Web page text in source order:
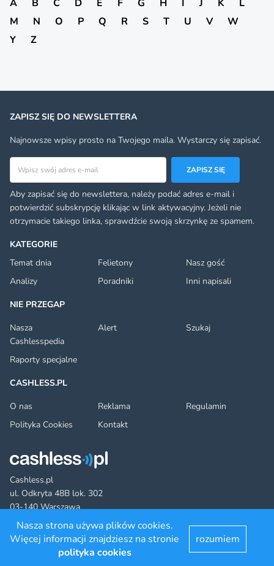
A B C D E F G H I J K
L
M
N O P Q R S T U V
W
Y
Z
Cashless.pl
ul. Odkryta 48B lok. 302
03-140 Warszawa
FacebookTwitter YouTubeLinkedInRSS
©2022 cashless.pl. All rights reserved.
KATEGORIE
Temat dnia
Felietony
Nasz gość
Analizy
Poradniki
Inni napisali
NIE PRZEGAP
Nasza
Cashlesspedia
Alert Szukaj
Raporty specjalne
CASHLESS.PL
O nas
Reklama
Regulamin
Polityka Cookies
Kontakt
ZAPISZ SIĘ DO NEWSLETTERA
Najnowsze wpisy prosto na Twojego maila. Wystarczy się zapisać.
Adres email
ZAPISZ SIĘ
Aby zapisać się do newslettera, należy podać adres e-mail i
potwierdzić subskrypcję klikając w link aktywacyjny. Jeżeli nie
otrzymacie takiego linka, sprawdźcie swoją skrzynkę ze spamem.
Nasza strona używa plików cookies.
Więcej informacji znajdziesz na stronie
polityka cookies
rozumiem